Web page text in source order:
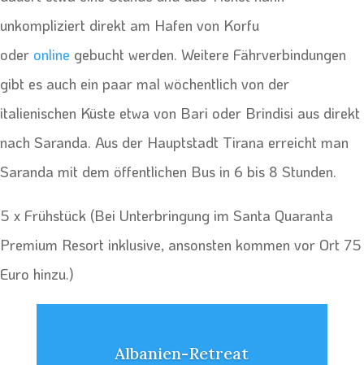
unkompliziert direkt am Hafen von Korfu
oder online gebucht werden. Weitere Fährverbindungen
gibt es auch ein paar mal wöchentlich von der
italienischen Küste etwa von Bari oder Brindisi aus direkt
nach Saranda. Aus der Hauptstadt Tirana erreicht man
Saranda mit dem öffentlichen Bus in 6 bis 8 Stunden.
5 x Frühstück (Bei Unterbringung im Santa Quaranta
Premium Resort inklusive, ansonsten kommen vor Ort 75
Euro hinzu.)
Albanien-Retreat